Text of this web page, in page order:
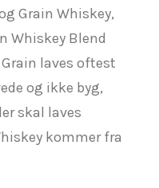
Grain Whiskey,
Whiskey Blend
laves oftest
og ikke byg,
skal laves
kommer fra